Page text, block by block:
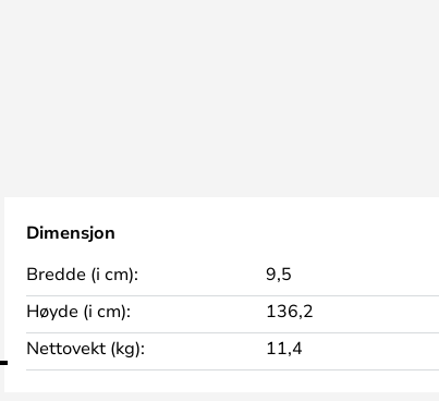
Dimensjon
Bredde (i cm):
9,5
Høyde (i cm):
136,2
Nettovekt (kg):
11,4